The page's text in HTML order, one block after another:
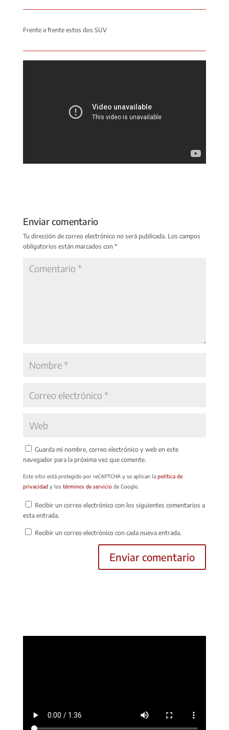
Frente a frente estos dos SUV
Enviar comentario
Tu dirección de correo electrónico no será publicada. Los campos
obligatorios están marcados con *
Guarda mi nombre, correo electrónico y web en este
navegador para la próxima vez que comente.
Este sitio está protegido por reCAPTCHA y se aplican la política de
privacidady los términos de serviciode Google.
Recibir un correo electrónico con los siguientes comentarios a
esta entrada.
Recibir un correo electrónico con cada nueva entrada.